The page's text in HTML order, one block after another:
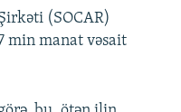
(SOCAR)
min manat vəsait